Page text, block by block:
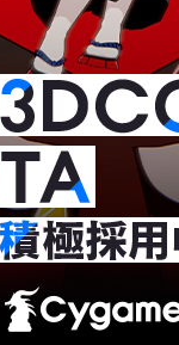
08/06
、Nuke向けAIロト
「SmartRoto」を提供
倍高速化